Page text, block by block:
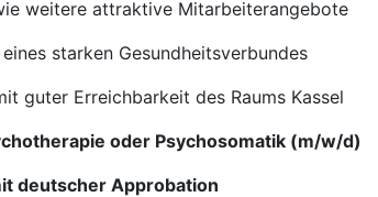
weitere attraktive Mitarbeiterangebote
starken Gesundheitsverbundes
guter Erreichbarkeit des Raums Kassel
oder Psychosomatik (m/w/d)
deutscher Approbation